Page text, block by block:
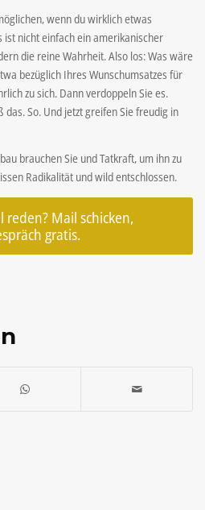
wenn du wirklich etwas
ist nicht einfach ein amerikanischer
die reine Wahrheit. Also los: Was wäre
bezüglich Ihres Wunschumsatzes für
zu sich. Dann verdoppeln Sie es.
das. So. Und jetzt greifen Sie freudig in
brauchen Sie und Tatkraft, um ihn zu
Radikalität und wild entschlossen.
reden? Mail schicken,
gratis.